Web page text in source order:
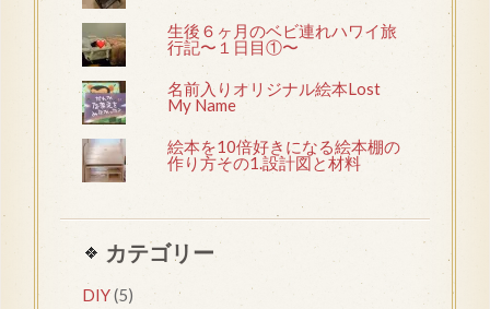
生後６ヶ月のベビ連れハワイ旅
行記〜１日目①〜
名前入りオリジナル絵本Lost
My Name
絵本を10倍好きになる絵本棚の
作り方その1.設計図と材料
カテゴリー
DIY(5)